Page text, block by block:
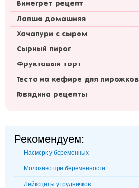
Винегрет рецепт
Лапша домашняя
Хачапури с сыром
Сырный пирог
Фруктовый торт
Тесто на кефире для пирожков
Говядина рецепты
Рекомендуем:
Насморк у беременных
Молозиво при беременности
Лейкоциты у грудничков